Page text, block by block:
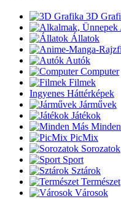
3D
Állatok
Autók
Computer
Filmek
Ingyenes Háttérképek
Járművek
Játékok
PicMix
Sorozatok
Sport
Sztárok
Természet
Városok